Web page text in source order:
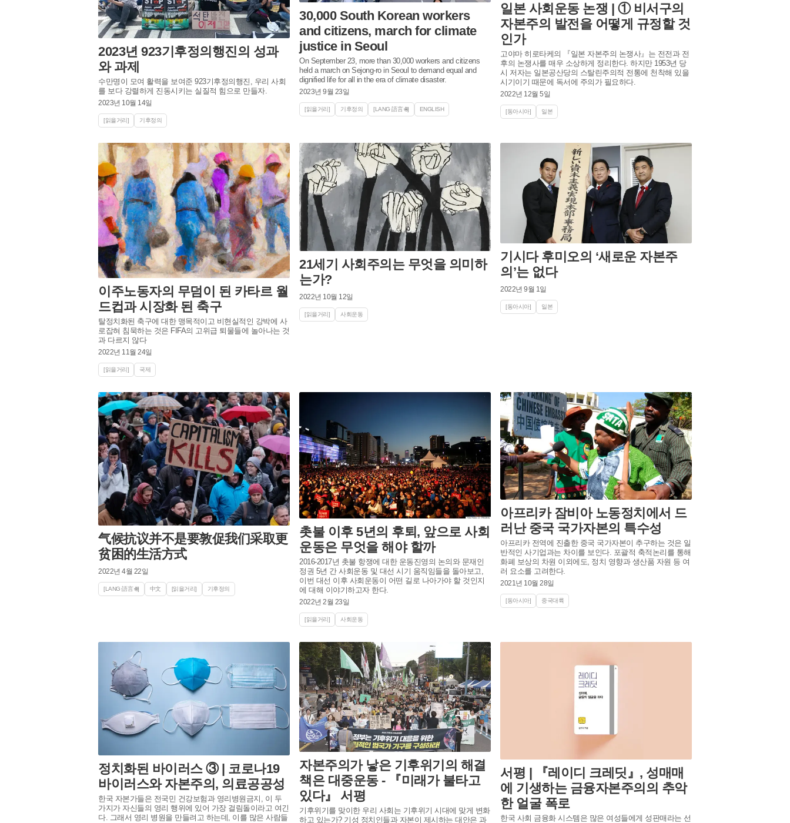
2023년 923기후정의행진의 성과
와 과제
수만명이 모여 활력을 보여준 923기후정의행진, 우리 사회
를 보다 강렬하게 진동시키는 실질적 힘으로 만들자.
2023년 10월 14일
[읽을거리] 기후정의
30,000 South Korean workers
and citizens, march for climate
justice in Seoul
On September 23, more than 30,000 workers and citizens
held a march on Sejong-ro in Seoul to demand equal and
dignified life for all in the era of climate disaster.
2023년 9월 23일
[읽을거리] 기후정의 [LANG·語言 🌐] ENGLISH
일본 사회운동 논쟁 | ① 비서구의
자본주의 발전을 어떻게 규정할 것
인가
고야마 히로타케의 『일본 자본주의 논쟁사』는 전전과 전
후의 논쟁사를 매우 소상하게 정리한다. 하지만 1953년 당
시 저자는 일본공산당의 스탈린주의적 전통에 천착해 있을
시기이기 때문에 독서에 주의가 필요하다.
2022년 12월 5일
[동아시아] 일본
이주노동자의 무덤이 된 카타르 월
드컵과 시장화 된 축구
탈정치화된 축구에 대한 맹목적이고 비현실적인 강박에 사
로잡혀 침묵하는 것은 FIFA의 고위급 퇴물들에 놀아나는 것
과 다르지 않다
2022년 11월 24일
[읽을거리] 국제
21세기 사회주의는 무엇을 의미하
는가?
2022년 10월 12일
[읽을거리] 사회운동
기시다 후미오의 ‘새로운 자본주
의’는 없다
2022년 9월 1일
[동아시아] 일본
气候抗议并不是要敦促我们采取更
贫困的生活方式
2022년 4월 22일
[LANG·語言 🌐] 中文 [읽을거리] 기후정의
촛불 이후 5년의 후퇴, 앞으로 사회
운동은 무엇을 해야 할까
2016-2017년 촛불 항쟁에 대한 운동진영의 논의와 문재인
정권 5년 간 사회운동 및 대선 시기 움직임들을 돌아보고,
이번 대선 이후 사회운동이 어떤 길로 나아가야 할 것인지
에 대해 이야기하고자 한다.
2022년 2월 23일
[읽을거리] 사회운동
아프리카 잠비아 노동정치에서 드
러난 중국 국가자본의 특수성
아프리카 전역에 진출한 중국 국가자본이 추구하는 것은 일
반적인 사기업과는 차이를 보인다. 포괄적 축적논리를 통해
화폐 보상의 차원 이외에도, 정치 영향과 생산품 자원 등 여
러 요소를 고려한다.
2021년 10월 28일
[동아시아] 중국대륙
정치화된 바이러스 ③ | 코로나19
바이러스와 자본주의, 의료공공성
한국 자본가들은 전국민 건강보험과 영리병원금지, 이 두
가지가 자신들의 영리 행위에 있어 가장 걸림돌이라고 여긴
다. 그래서 영리 병원을 만들려고 하는데, 이를 많은 사람들
자본주의가 낳은 기후위기의 해결
책은 대중운동 - 『미래가 불타고
있다』 서평
기후위기를 맞이한 우리 사회는 기후위기 시대에 맞게 변화
하고 있는가? 기성 정치인들과 자본이 제시하는 대안은 과
서평 | 『레이디 크레딧』, 성매매
에 기생하는 금융자본주의의 추악
한 얼굴 폭로
한국 사회 금융화 시스템은 많은 여성들에게 성판매라는 선